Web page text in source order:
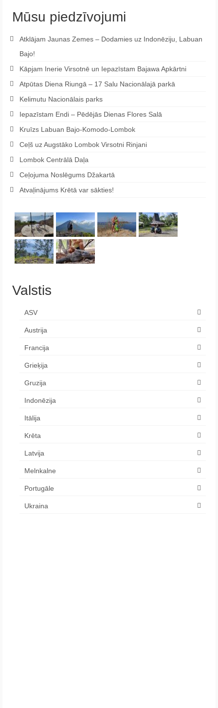
Mūsu piedzīvojumi
Atklājam Jaunas Zemes – Dodamies uz Indonēziju, Labuan
Bajo!
Kāpjam Inerie Virsotnē un Iepazīstam Bajawa Apkārtni
Atpūtas Diena Riungā – 17 Salu Nacionālajā parkā
Kelimutu Nacionālais parks
Iepazīstam Endi – Pēdējās Dienas Flores Salā
Kruīzs Labuan Bajo-Komodo-Lombok
Ceļš uz Augstāko Lombok Virsotni Rinjani
Lombok Centrālā Daļa
Ceļojuma Noslēgums Džakartā
Atvaļinājums Krētā var sākties!
Valstis
ASV
Austrija
Francija
Grieķija
Gruzija
Indonēzija
Itālija
Krēta
Latvija
Melnkalne
Portugāle
Ukraina